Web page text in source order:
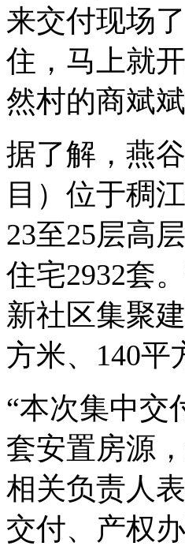
来交付现场
住，马上就
然村的商斌
据了解，燕
目）位于稠
23至25层高
住宅2932套
新社区集聚
方米、140平
“本次集中交
套安置房源
相关负责人
交付、产权